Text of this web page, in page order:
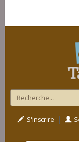
S'inscrire |